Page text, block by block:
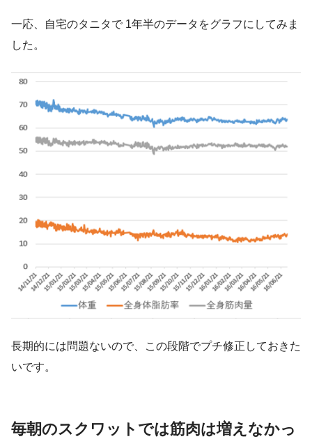
一応、自宅のタニタで 1年半のデータをグラフにしてみま
した。
長期的には問題ないので、この段階でプチ修正しておきた
いです。
毎朝のスクワットでは筋肉は増えなかっ